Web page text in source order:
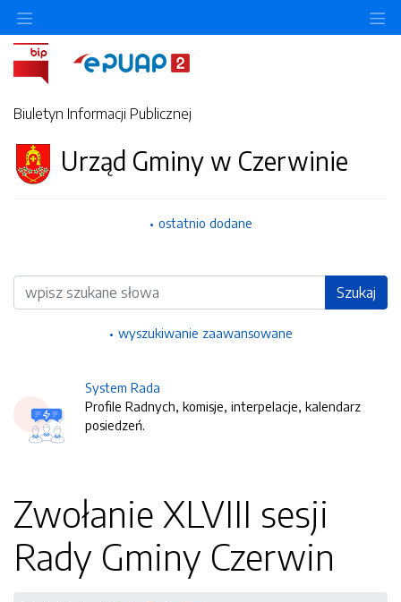
Biuletyn Informacji Publicznej
Urząd Gminy w Czerwinie
ostatnio dodane
Wyszukiwarka Szukaj
wyszukiwanie zaawansowane
System Rada
Profile Radnych, komisje, interpelacje, kalendarz
posiedzeń.
Zwołanie XLVIII sesji
Rady Gminy Czerwin